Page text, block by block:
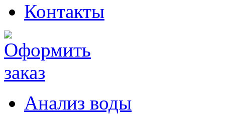
Контакты
Анализ воды